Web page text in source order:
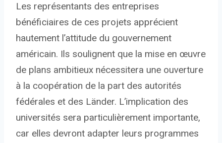
Les représentants des entreprises
bénéficiaires de ces projets apprécient
hautement l’attitude du gouvernement
américain. Ils soulignent que la mise en œuvre
de plans ambitieux nécessitera une ouverture
à la coopération de la part des autorités
fédérales et des Länder. L’implication des
universités sera particulièrement importante,
car elles devront adapter leurs programmes